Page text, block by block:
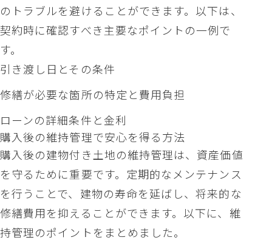
のトラブルを避けることができます。以下は、
契約時に確認すべき主要なポイントの一例で
す。
引き渡し日とその条件
修繕が必要な箇所の特定と費用負担
ローンの詳細条件と金利
購入後の維持管理で安心を得る方法
購入後の建物付き土地の維持管理は、資産価値
を守るために重要です。定期的なメンテナンス
を行うことで、建物の寿命を延ばし、将来的な
修繕費用を抑えることができます。以下に、維
持管理のポイントをまとめました。